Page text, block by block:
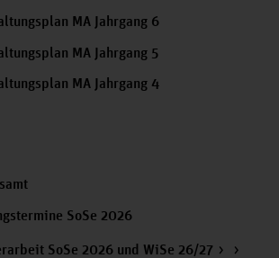
MA Jahrgang 6
MA Jahrgang 5
MA Jahrgang 4
SoSe 2026
SoSe 2026 und WiSe 26/27